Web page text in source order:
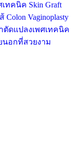
ทคนิค Skin Graft
Vaginoplasty
ตัดแปลงเพศเทคนิค
นอกที่สวยงาม